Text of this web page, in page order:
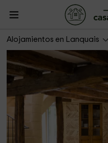
Alojamientos en Lanquais